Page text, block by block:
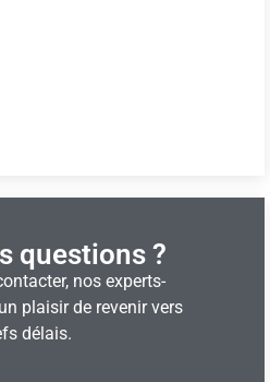
questions ?
nos experts-
plaisir de revenir vers
délais.